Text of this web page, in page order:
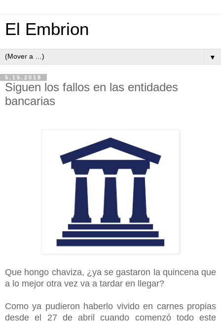
El Embrion
▼
5.15.2018
Siguen los fallos en las entidades
bancarias
Que hongo chaviza, ¿ya se gastaron la quincena que
a lo mejor otra vez va a tardar en llegar?
Como ya pudieron haberlo vivido en carnes propias
desde el 27 de abril cuando comenzó todo este